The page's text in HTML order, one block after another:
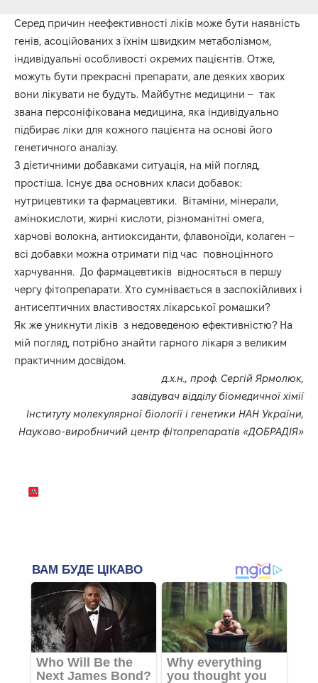
Серед причин неефективності ліків може бути наявність
генів, асоційованих з їхнім швидким метаболізмом,
індивідуальні особливості окремих пацієнтів. Отже,
можуть бути прекрасні препарати, але деяких хворих
вони лікувати не будуть. Майбутнє медицини – так
звана персоніфікована медицина, яка індивідуально
підбирає ліки для кожного пацієнта на основі його
генетичного аналізу.
З дієтичними добавками ситуація, на мій погляд,
простіша. Існує два основних класи добавок:
нутрицевтики та фармацевтики. Вітаміни, мінерали,
амінокислоти, жирні кислоти, різноманітні омега,
харчові волокна, антиоксиданти, флавоноїди, колаген –
всі добавки можна отримати під час повноцінного
харчування. До фармацевтиків відносяться в першу
чергу фітопрепарати. Хто сумнівається в заспокійливих і
антисептичних властивостях лікарської ромашки?
Як же уникнути ліків з недоведеною ефективністю? На
мій погляд, потрібно знайти гарного лікаря з великим
практичним досвідом.
д.х.н., проф. Сергій Ярмолюк,
завідувач відділу біомедичної хімії
Інституту молекулярної біології і генетики НАН України,
Науково-виробничий центр фітопрепаратів «ДОБРАДІЯ»